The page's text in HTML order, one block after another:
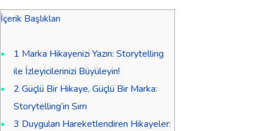
İçerik Başlıkları
1 Marka Hikayenizi Yazın: Storytelling
ile İzleyicilerinizi Büyüleyin!
2 Güçlü Bir Hikaye, Güçlü Bir Marka:
Storytelling’in Sırrı
3 Duyguları Hareketlendiren Hikayeler: